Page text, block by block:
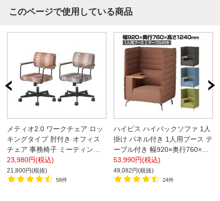
このページで使用している商品
メティオ2.0 ワークチェア ロッ
キングタイプ 肘付き オフィス
チェア 事務椅子 ミーティング
チェア クロス チェック おしゃ
れ 幅655×奥行678×高さ755～
845mm
23,980円(税込)
21,800円(税抜)
58件
ハイビス ハイバックソファ 1人
掛け パネル付き 1人用ブース テ
ーブル付き 幅920×奥行760×高
さ1240mm (座面高さ430mm)
53,990円(税込)
49,082円(税抜)
24件